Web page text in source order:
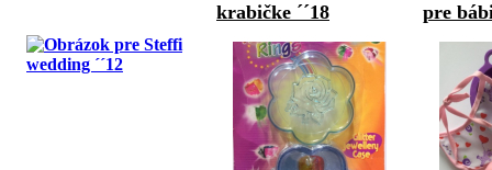
krabičke ´´18
pre